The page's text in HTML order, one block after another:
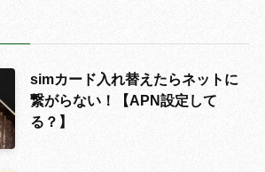
simカード入れ替えたらネットに
繋がらない！【APN設定して
る？】